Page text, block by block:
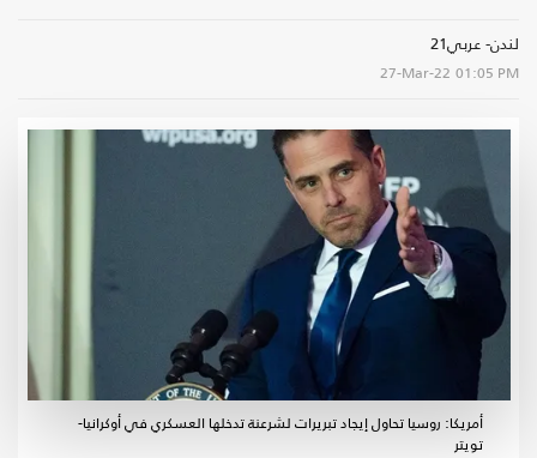
لندن- عربي21
27-Mar-22 01:05 PM
أمريكا: روسيا تحاول إيجاد تبريرات لشرعنة تدخلها العسكري في أوكرانيا-
تويتر